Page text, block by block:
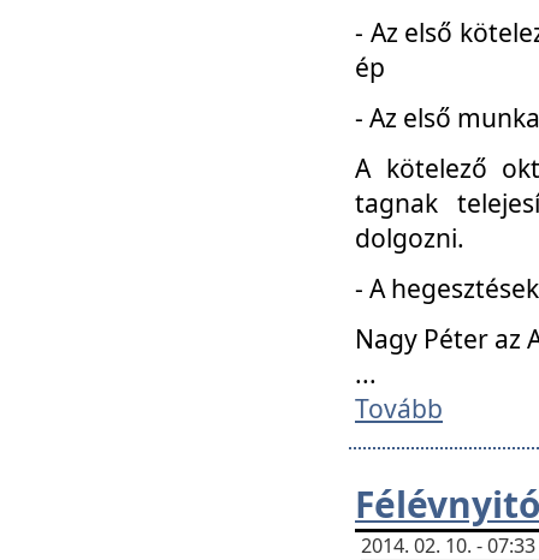
- Az első
ép
- Az első
A kötelező
tagnak
dolgozni.
- A
Nagy Péter az
...
Tovább
2014. 02. 10. -